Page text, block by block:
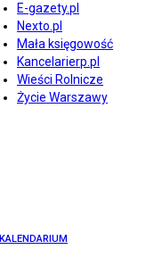
E-gazety.pl
Nexto.pl
Mała księgowość
Kancelarierp.pl
Wieści Rolnicze
Życie Warszawy
KALENDARIUM